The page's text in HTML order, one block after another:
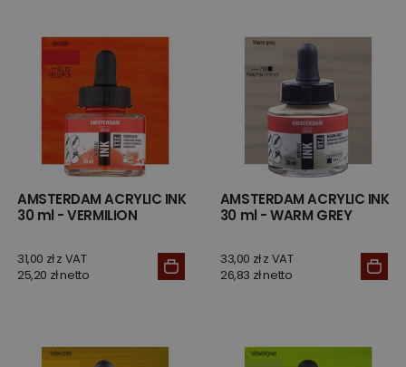
AMSTERDAM ACRYLIC INK
30 ml - VERMILION
31,00 zł z VAT
25,20 zł netto
AMSTERDAM ACRYLIC INK
30 ml - WARM GREY
33,00 zł z VAT
26,83 zł netto